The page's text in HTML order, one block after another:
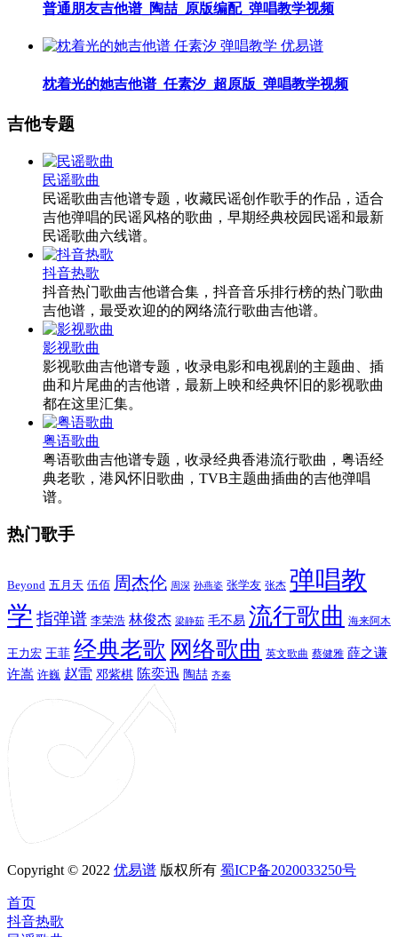
普通朋友吉他谱_陶喆_原版编配_弹唱教学视频
枕着光的她吉他谱_任素汐_超原版_弹唱教学视频
吉他专题
民谣歌曲
民谣歌曲吉他谱专题，收藏民谣创作歌手的作品，适合
吉他弹唱的民谣风格的歌曲，早期经典校园民谣和最新
民谣歌曲六线谱。
抖音热歌
抖音热门歌曲吉他谱合集，抖音音乐排行榜的热门歌曲
吉他谱，最受欢迎的的网络流行歌曲吉他谱。
影视歌曲
影视歌曲吉他谱专题，收录电影和电视剧的主题曲、插
曲和片尾曲的吉他谱，最新上映和经典怀旧的影视歌曲
都在这里汇集。
粤语歌曲
粤语歌曲吉他谱专题，收录经典香港流行歌曲，粤语经
典老歌，港风怀旧歌曲，TVB主题曲插曲的吉他弹唱
谱。
热门歌手
Beyond 五月天 伍佰 周杰伦 周深 孙燕姿 张学友 张杰 弹唱教
学 指弹谱 李荣浩 林俊杰 梁静茹 毛不易 流行歌曲 海来阿木
王力宏 王菲 经典老歌 网络歌曲 英文歌曲 蔡健雅 薛之谦
许嵩 许巍 赵雷 邓紫棋 陈奕迅 陶喆 齐秦
Copyright © 2022 优易谱 版权所有 蜀ICP备2020033250号
首页
抖音热歌